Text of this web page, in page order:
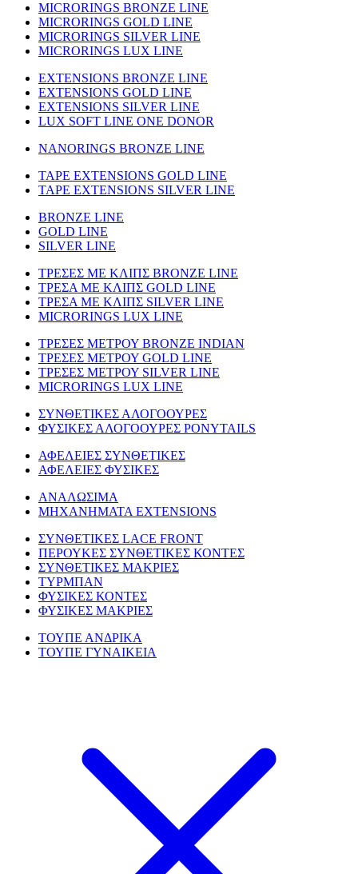
MICRORINGS BRONZE LINE
MICRORINGS GOLD LINE
MICRORINGS SILVER LINE
MICRORINGS LUX LINE
EXTENSIONS BRONZE LINE
EXTENSIONS GOLD LINE
EXTENSIONS SILVER LINE
LUX SOFT LINE ONE DONOR
NANORINGS BRONZE LINE
TAPE EXTENSIONS GOLD LINE
TAPE EXTENSIONS SILVER LINE
BRONZE LINE
GOLD LINE
SILVER LINE
ΤΡΕΣΕΣ ΜΕ ΚΛΙΠΣ BRONZE LINE
ΤΡΕΣΑ ΜΕ ΚΛΙΠΣ GOLD LINE
ΤΡΕΣΑ ΜΕ ΚΛΙΠΣ SILVER LINE
MICRORINGS LUX LINE
TΡΕΣΕΣ ΜΕΤΡΟΥ BRONZE INDIAN
ΤΡΕΣΕΣ ΜΕΤΡΟΥ GOLD LINE
ΤΡΕΣΕΣ ΜΕΤΡΟΥ SILVER LINE
MICRORINGS LUX LINE
ΣΥΝΘΕΤΙΚΕΣ ΑΛΟΓΟΟΥΡΕΣ
ΦΥΣΙΚΕΣ ΑΛΟΓΟΟΥΡΕΣ PONYTAILS
ΑΦΕΛΕΙΕΣ ΣΥΝΘΕΤΙΚΕΣ
ΑΦΕΛΕΙΕΣ ΦΥΣΙΚΕΣ
ΑΝΑΛΩΣΙΜΑ
ΜΗΧΑΝΗΜΑΤΑ EXTENSIONS
ΣΥΝΘΕΤΙΚΕΣ LACE FRONT
ΠΕΡΟΥΚΕΣ ΣΥΝΘΕΤΙΚΕΣ ΚΟΝΤΕΣ
ΣΥΝΘΕΤΙΚΕΣ ΜΑΚΡΙΕΣ
ΤΥΡΜΠΑΝ
ΦΥΣΙΚΕΣ ΚΟΝΤΕΣ
ΦΥΣΙΚΕΣ ΜΑΚΡΙΕΣ
ΤΟΥΠΕ ΑΝΔΡΙΚΑ
ΤΟΥΠΕ ΓΥΝΑΙΚΕΙΑ